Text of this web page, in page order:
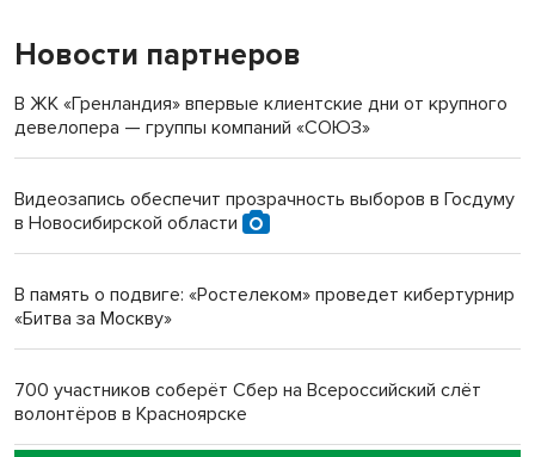
«Мы живём на пастбище!»: в новосибирском селе лошади
терроризируют жителей
Инвалид получил условный срок за избиение врачей
Новосибирский преподаватель с женой вошли в топ-16
Обновлённое отделение ВТБ открылось в Искитиме
Новости партнеров
В ЖК «Гренландия» впервые клиентские дни от крупного
девелопера — группы компаний «СОЮЗ»
Видеозапись обеспечит прозрачность выборов в Госдуму
в Новосибирской области
В память о подвиге: «Ростелеком» проведет кибертурнир
«Битва за Москву»
700 участников соберёт Сбер на Всероссийский слёт
волонтёров в Красноярске